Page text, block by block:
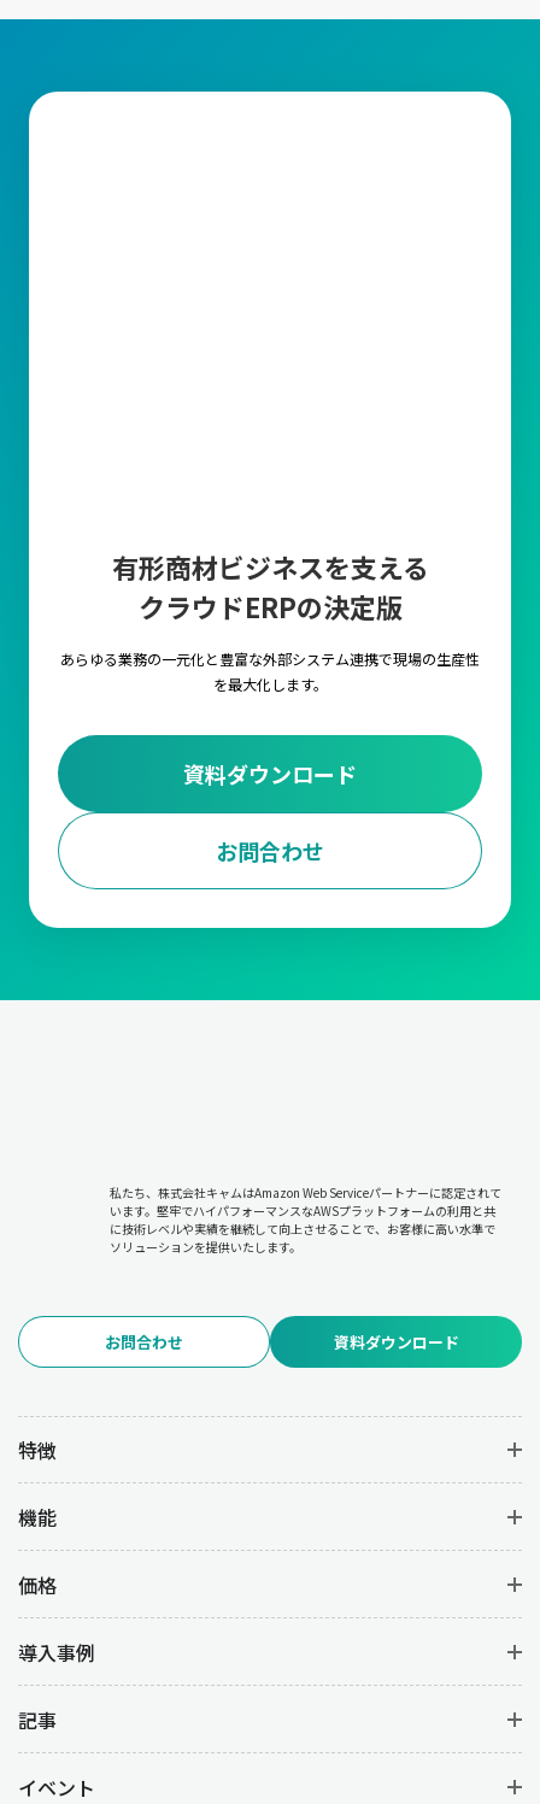
有形商材ビジネスを支える
クラウドERPの決定版
あらゆる業務の一元化と豊富な外部システム連携で現場の生産性
を最大化します。
資料ダウンロード
お問合わせ
私たち、株式会社キャムはAmazon Web Serviceパートナーに認定されて
います。堅牢でハイパフォーマンスなAWSプラットフォームの利用と共
に技術レベルや実績を継続して向上させることで、お客様に高い水準で
ソリューションを提供いたします。
お問合わせ 資料ダウンロード
特徴
機能
価格
導入事例
記事
イベント